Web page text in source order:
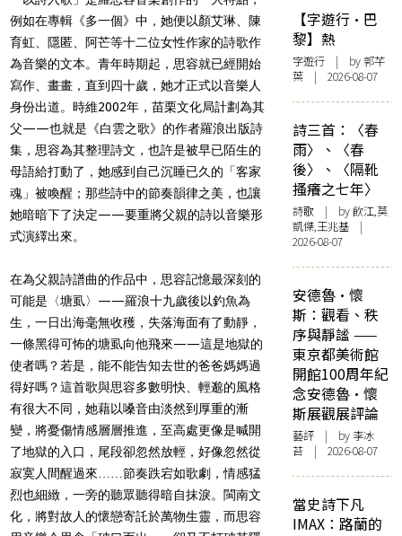
例如在專輯《多一個》中，她便以顏艾琳、陳
育虹、隱匿、阿芒等十二位女性作家的詩歌作
為音樂的文本。青年時期起，思容就已經開始
寫作、畫畫，直到四十歲，她才正式以音樂人
身份出道。時維2002年，苗栗文化局計劃為其
父——也就是《白雲之歌》的作者羅浪出版詩
集，思容為其整理詩文，也許是被早已陌生的
母語給打動了，她感到自己沉睡已久的「客家
魂」被喚醒；那些詩中的節奏韻律之美，也讓
她暗暗下了決定——要重將父親的詩以音樂形
式演繹出來。
在為父親詩譜曲的作品中，思容記憶最深刻的
可能是〈塘虱〉——羅浪十九歲後以釣魚為
生，一日出海毫無收穫，失落海面有了動靜，
一條黑得可怖的塘虱向他飛來——這是地獄的
使者嗎？若是，能不能告知去世的爸爸媽媽過
得好嗎？這首歌與思容多數明快、輕邈的風格
有很大不同，她藉以嗓音由淡然到厚重的漸
變，將憂傷情感層層推進，至高處更像是喊開
了地獄的入口，尾段卻忽然放輕，好像忽然從
寂寞人間醒過來……節奏跌宕如歌劇，情感猛
烈也細緻，一旁的聽眾聽得暗自抹淚。閩南文
化，將對故人的懷戀寄託於萬物生靈，而思容
【字遊行·巴
黎】熱
字遊行 | by 郭芊
葉 | 2026-08-07
詩三首：〈春
雨〉、〈春
後〉、〈隔靴
搔癢之七年〉
詩歌 | by 飲江,莫
凱傑,王兆基 |
2026-08-07
安德魯·懷
斯：觀看、秩
序與靜謐 ——
東京都美術館
開館100周年紀
念安德魯·懷
斯展觀展評論
藝評 | by 李冰
苔 | 2026-08-07
當史詩下凡
IMAX：路蘭的